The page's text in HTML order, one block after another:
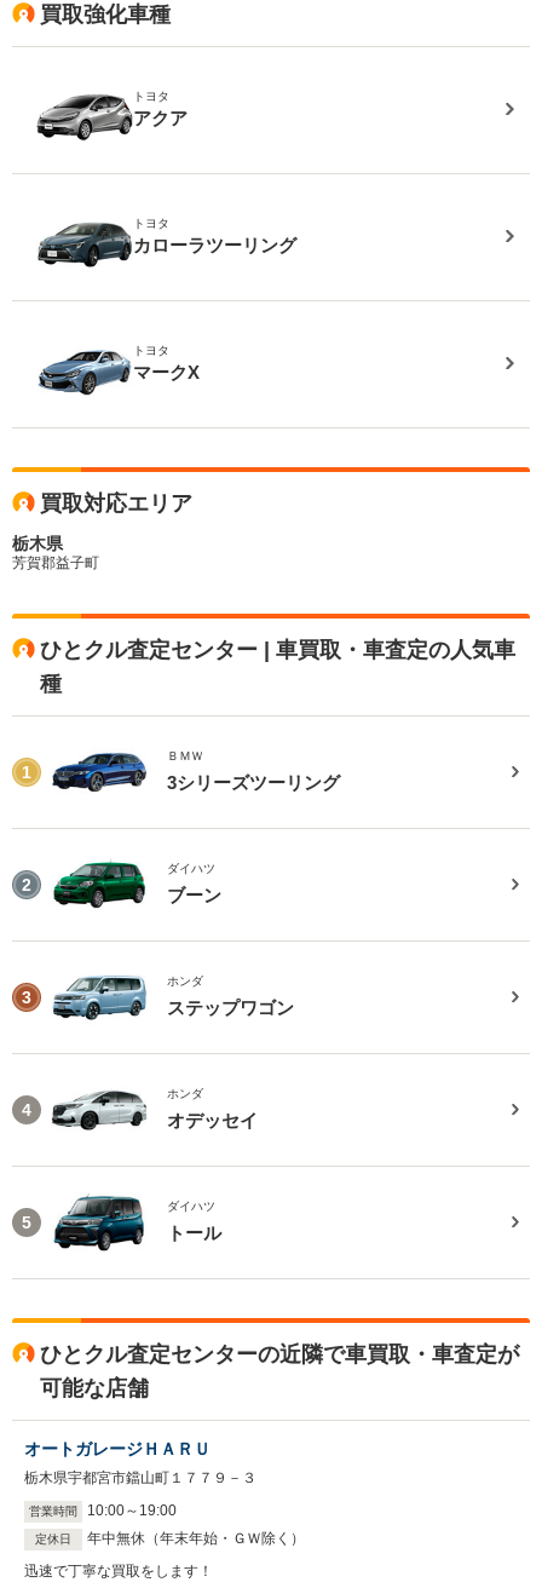
買取強化車種
トヨタ
アクア
トヨタ
カローラツーリング
トヨタ
マークX
買取対応エリア
栃木県
芳賀郡益子町
ひとクル査定センター | 車買取・車査定の人気車
種
1
ＢＭＷ
3シリーズツーリング
2
ダイハツ
ブーン
3
ホンダ
ステップワゴン
4
ホンダ
オデッセイ
5
ダイハツ
トール
ひとクル査定センターの近隣で車買取・車査定が
可能な店舗
オートガレージＨＡＲＵ
栃木県宇都宮市鐺山町１７７９－３
営業時間 10:00～ 19:00
定休日
年中無休（年末年始・ＧＷ除く）
迅速で丁寧な買取をします！